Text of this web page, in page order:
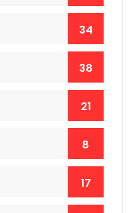
34
38
21
8
17